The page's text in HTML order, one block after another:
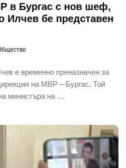
в Бургас с нов шеф,
Илчев бе представен
е временно преназначен за
на МВР – Бургас. Той
министъра на …